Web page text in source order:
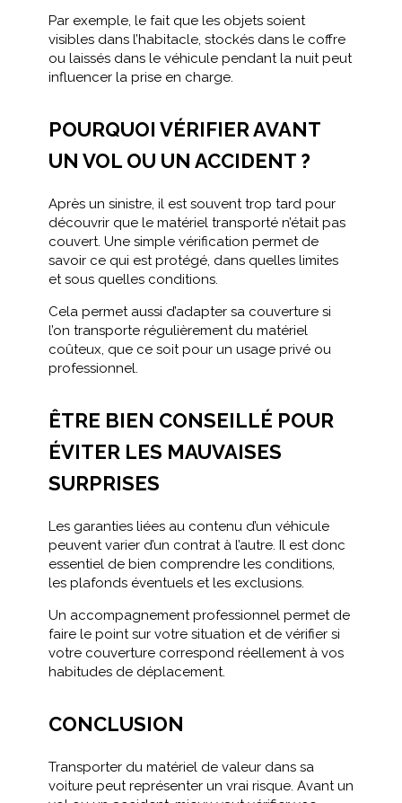
Par exemple, le fait que les objets soient
visibles dans l’habitacle, stockés dans le coffre
ou laissés dans le véhicule pendant la nuit peut
influencer la prise en charge.
POURQUOI VÉRIFIER AVANT
UN VOL OU UN ACCIDENT ?
Après un sinistre, il est souvent trop tard pour
découvrir que le matériel transporté n’était pas
couvert. Une simple vérification permet de
savoir ce qui est protégé, dans quelles limites
et sous quelles conditions.
Cela permet aussi d’adapter sa couverture si
l’on transporte régulièrement du matériel
coûteux, que ce soit pour un usage privé ou
professionnel.
ÊTRE BIEN CONSEILLÉ POUR
ÉVITER LES MAUVAISES
SURPRISES
Les garanties liées au contenu d’un véhicule
peuvent varier d’un contrat à l’autre. Il est donc
essentiel de bien comprendre les conditions,
les plafonds éventuels et les exclusions.
Un accompagnement professionnel permet de
faire le point sur votre situation et de vérifier si
votre couverture correspond réellement à vos
habitudes de déplacement.
CONCLUSION
Transporter du matériel de valeur dans sa
voiture peut représenter un vrai risque. Avant un